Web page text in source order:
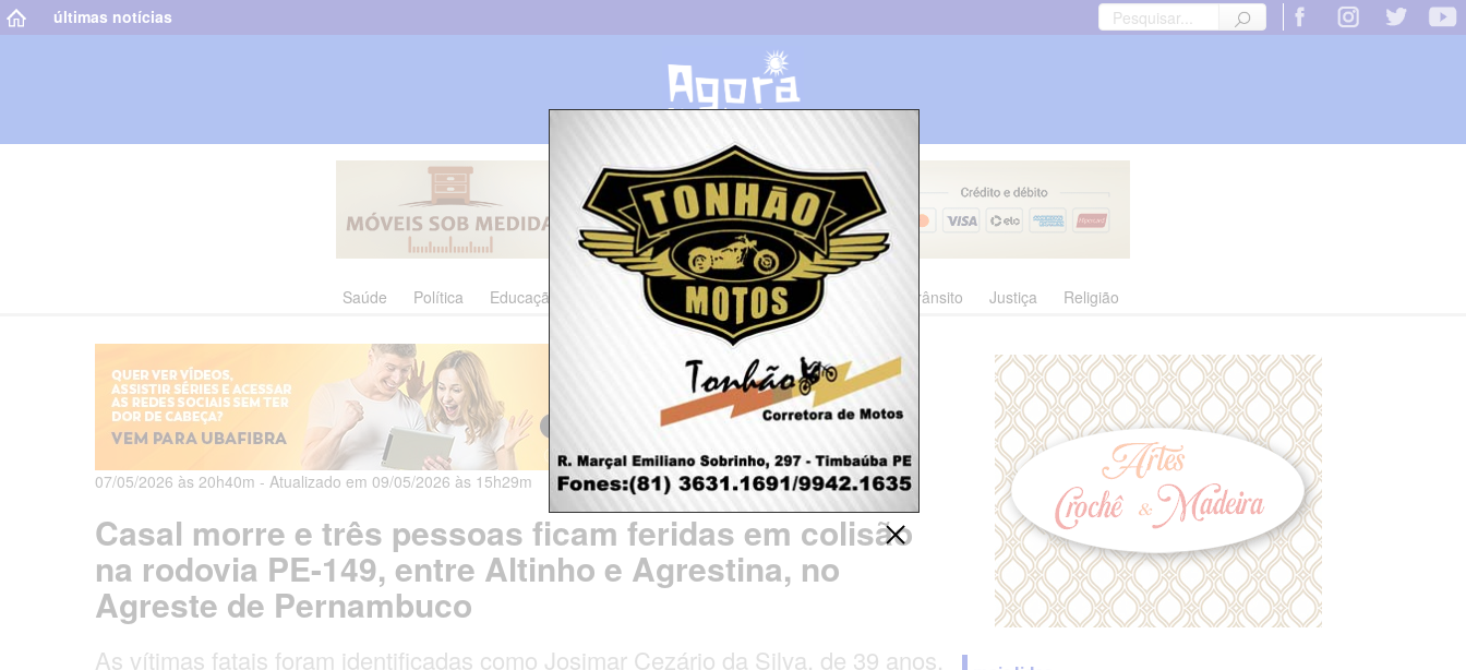
últimas notícias
Saúde Política Educação Cultura Polícia Economia Trânsito Justiça Religião
07/05/2026 às 20h40m - Atualizado em 09/05/2026 às 15h29m
Casal morre e três pessoas ficam feridas em colisão
na rodovia PE-149, entre Altinho e Agrestina, no
Agreste de Pernambuco
As vítimas fatais foram identificadas como Josimar Cezário da Silva, de 39 anos,